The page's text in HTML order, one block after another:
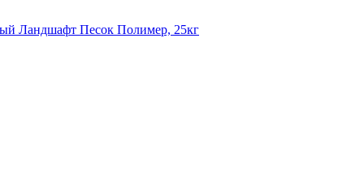
Ландшафт Песок Полимер, 25кг